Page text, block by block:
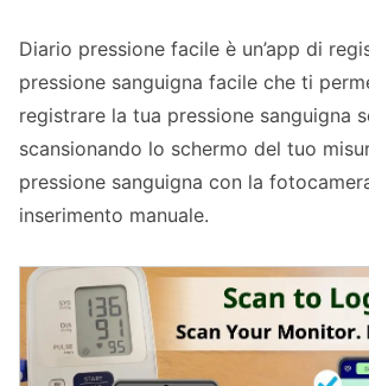
Diario pressione facile è un’app di
pressione sanguigna facile che ti
registrare la tua pressione sanguigna
scansionando lo schermo del tuo
pressione sanguigna con la
inserimento manuale.